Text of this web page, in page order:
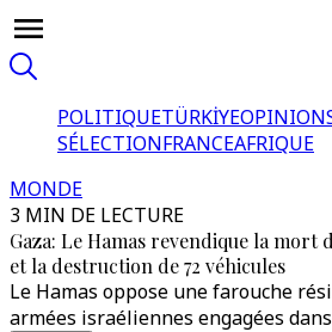
POLITIQUETÜRKİYE
SÉLECTIONFRANCEAFRIQUE
MONDE
3 MIN DE LECTURE
Gaza: Le Hamas revendique la mort
et la destruction de 72 véhicules
Le Hamas oppose une farouche
armées israéliennes engagées